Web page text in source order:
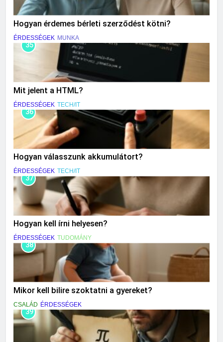
Hogyan érdemes bérleti szerződést kötni?
ÉRDESSÉGEK MUNKA
35
Mit jelent a HTML?
ÉRDESSÉGEK TECH/IT
36
Hogyan válasszunk akkumulátort?
ÉRDESSÉGEK TECH/IT
37
Hogyan kell írni helyesen?
ÉRDESSÉGEK TUDOMÁNY
38
Mikor kell bilire szoktatni a gyereket?
CSALÁD ÉRDESSÉGEK
39